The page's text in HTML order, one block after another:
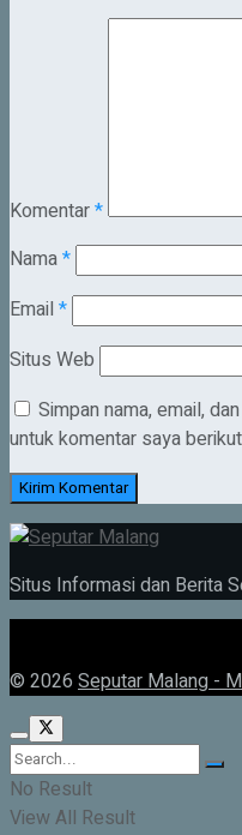
Komentar*
Nama*
Email *
Situs Web
Simpan nama, email,
untuk komentar saya
Situs Informasi dan Berita
© 2026 Seputar Malang -
No Result
View All Result